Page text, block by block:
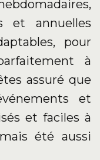
et annuelles
pour
à
assuré que
et
et faciles à
été aussi